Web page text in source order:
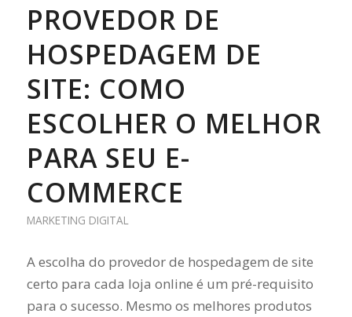
PROVEDOR DE
HOSPEDAGEM DE
SITE: COMO
ESCOLHER O MELHOR
PARA SEU E-
COMMERCE
MARKETING DIGITAL
A escolha do provedor de hospedagem de site
certo para cada loja online é um pré-requisito
para o sucesso. Mesmo os melhores produtos